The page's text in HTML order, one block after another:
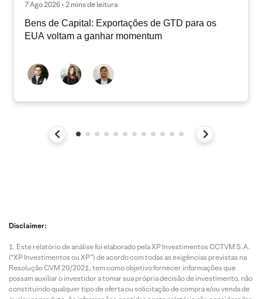
7 Ago 2026 • 2 mins de leitura
Bens de Capital: Exportações de GTD para os
EUA voltam a ganhar momentum
Disclaimer:
Este relatório de análise foi elaborado pela XP Investimentos CCTVM S.A.
(“XP Investimentos ou XP”) de acordo com todas as exigências previstas na
Resolução CVM 20/2021, tem como objetivo fornecer informações que
possam auxiliar o investidor a tomar sua própria decisão de investimento, não
constituindo qualquer tipo de oferta ou solicitação de compra e/ou venda de